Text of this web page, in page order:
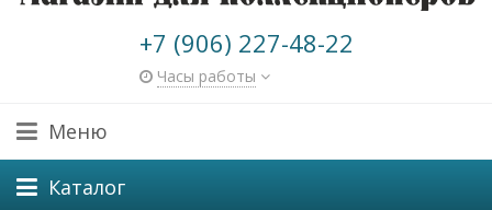
+7 (906) 227-48-22
Часы работы
Меню
Каталог